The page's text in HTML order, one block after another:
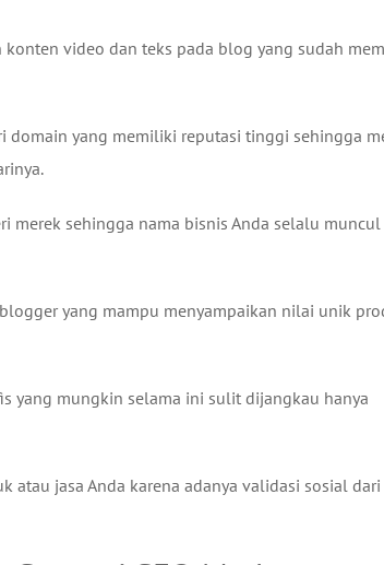
video dan teks pada blog yang sudah
domain yang memiliki reputasi tinggi sehingga
merek sehingga nama bisnis Anda selalu
yang mampu menyampaikan nilai unik
yang mungkin selama ini sulit dijangkau hanya
jasa Anda karena adanya validasi sosial dari